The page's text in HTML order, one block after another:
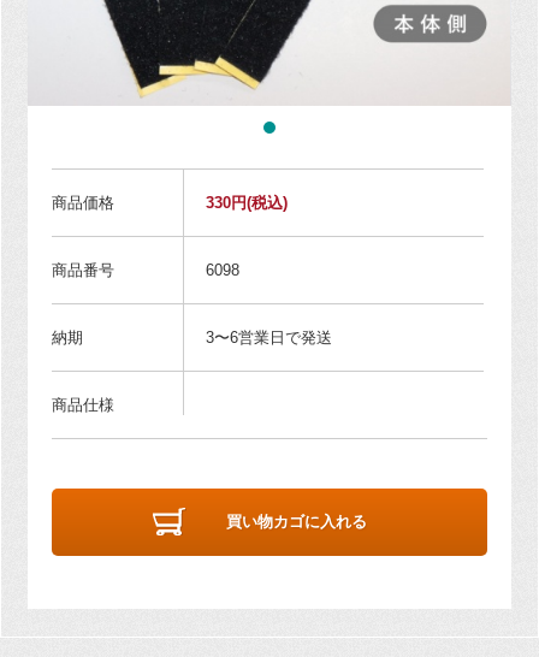
商品価格 330円(税込)
商品番号 6098
納期 3〜6営業日で発送
商品仕様
買い物カゴに入れる